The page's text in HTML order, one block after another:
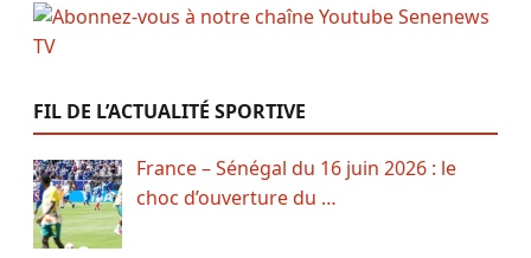
FIL DE L’ACTUALITÉ SPORTIVE
France – Sénégal du 16 juin 2026 : le
choc d’ouverture du …